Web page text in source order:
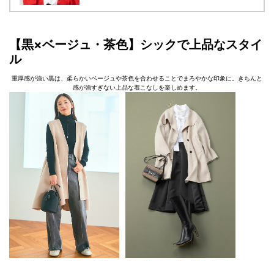
【黒×ベージュ・茶色】シックで上品なスタイ
ル
重厚感が強い黒は、柔らかいベージュや茶色を合わせることでまろやかな印象に。きちんと
感が強すぎない上品な着こなしを楽しめます。